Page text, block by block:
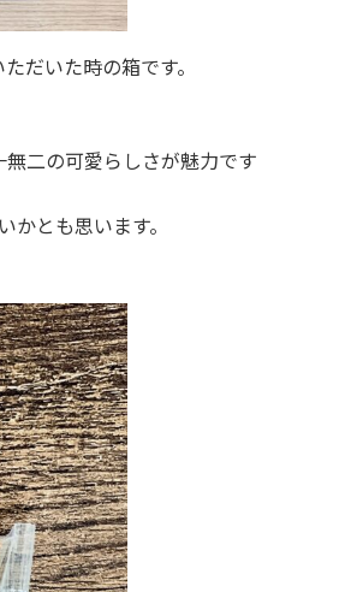
だいた時の箱です。
二の可愛らしさが魅力です
とも思います。